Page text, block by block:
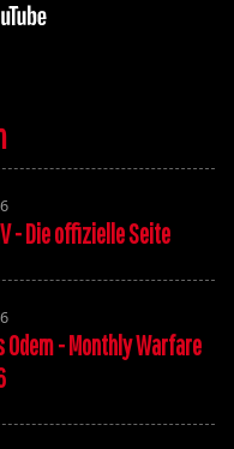
- Die offizielle Seite
Odem - Monthly Warfare